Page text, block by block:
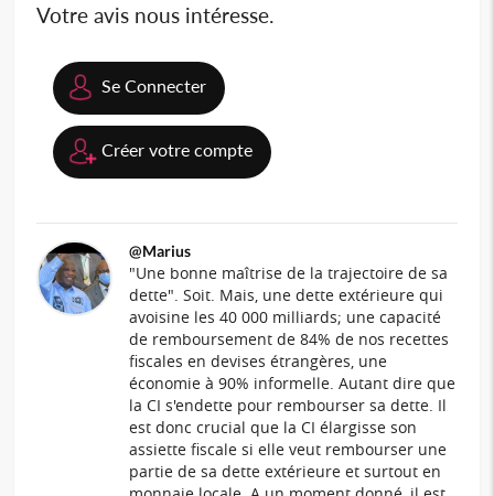
Votre avis nous intéresse.
Se Connecter
Créer votre compte
@Marius
"Une bonne maîtrise de la trajectoire de sa
dette". Soit. Mais, une dette extérieure qui
avoisine les 40 000 milliards; une capacité
de remboursement de 84% de nos recettes
fiscales en devises étrangères, une
économie à 90% informelle. Autant dire que
la CI s'endette pour rembourser sa dette. Il
est donc crucial que la CI élargisse son
assiette fiscale si elle veut rembourser une
partie de sa dette extérieure et surtout en